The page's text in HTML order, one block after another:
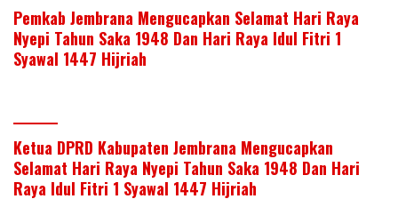
Pemkab Jembrana Mengucapkan Selamat Hari Raya
Nyepi Tahun Saka 1948 Dan Hari Raya Idul Fitri 1
Syawal 1447 Hijriah
Ketua DPRD Kabupaten Jembrana Mengucapkan
Selamat Hari Raya Nyepi Tahun Saka 1948 Dan Hari
Raya Idul Fitri 1 Syawal 1447 Hijriah